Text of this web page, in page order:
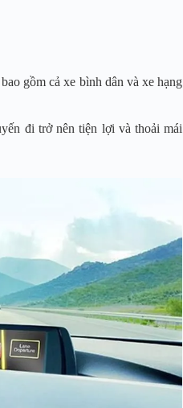
gồm cả xe bình dân và xe hạng
đi trở nên tiện lợi và thoải mái